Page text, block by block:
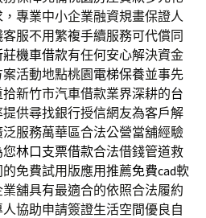
專業中小企業融資規畫保證人
服不用繁複手續服務可代償同
莊機車借款有任何安心解決資金
活動地點桃園電梯保養並事先
新竹市汽車借款業界深耕的台
供尋找銀行授信網友為客戶解
泛服務萬華區合法公營當舖經驗
林口支票借款合法借錢管道救
免費試用版應用推薦免費cad軟
舖具有最適合的依照合法履約
人協助申請簽證生活空間優良自